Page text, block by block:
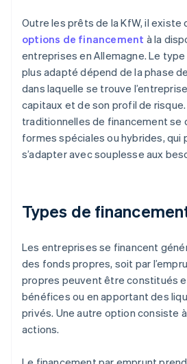
Outre les prêts de la KfW, il existe
options de financement à la
entreprises en Allemagne. Le
plus adapté dépend de la phase
dans laquelle se trouve
capitaux et de son profil de
traditionnelles de financement se
formes spéciales ou hybrides,
s’adapter avec souplesse aux
Types de
Les entreprises se financent
des fonds propres, soit par
propres peuvent être constitués
bénéfices ou en apportant des
privés. Une autre option consiste
actions.